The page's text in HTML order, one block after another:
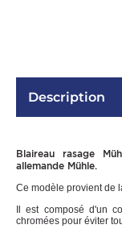
Description
Blaireau rasage
allemande Mühle.
Ce modèle provient de
Il est composé d'un
chromées pour éviter